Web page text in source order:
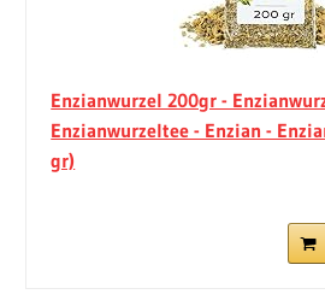
Enzianwurzel 200gr -
Enzianwurzeltee - Enzian -
gr)